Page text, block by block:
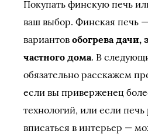
Покупать финскую печь
ваш выбор. Финская печь
вариантов обогрева дачи,
частного дома. В
обязательно расскажем
если вы приверженец
технологий, или если печь
вписаться в интерьер —